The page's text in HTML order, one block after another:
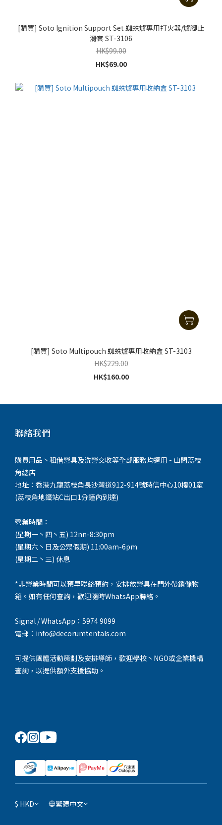
[購買] Soto Ignition Support Set 蜘蛛爐專用打火器/爐腳止
滑套 ST-3106
HK$99.00
HK$69.00
[購買] Soto Multipouch 蜘蛛爐專用收納盒 ST-3103
HK$229.00
HK$160.00
聯絡我們
購買用品丶租借營具及洗營交收等全部服務均適用 - 山問荔枝
角總店
地址：香港九龍荔枝角長沙灣道912-914號時信中心10樓01室
(荔枝角地鐵站C出口1分鐘內到達)
營業時間：
(星期一丶四丶五) 12nn-8:30pm
(星期六丶日及公眾假期) 11:00am-6pm
(星期二丶三) 休息
*非營業時間可以預早聯絡預約，安排放營具在門外帶鎖儲物
箱。如有任何查詢，歡迎隨時WhatsApp聯絡。
Signal / WhatsApp：5974 9099
電郵：info@decorumtentals.com
可提供團體活動策劃及安排導師，歡迎學校丶NGO或企業機構
查詢，以提供額外支援協助。
$ HKD 繁體中文